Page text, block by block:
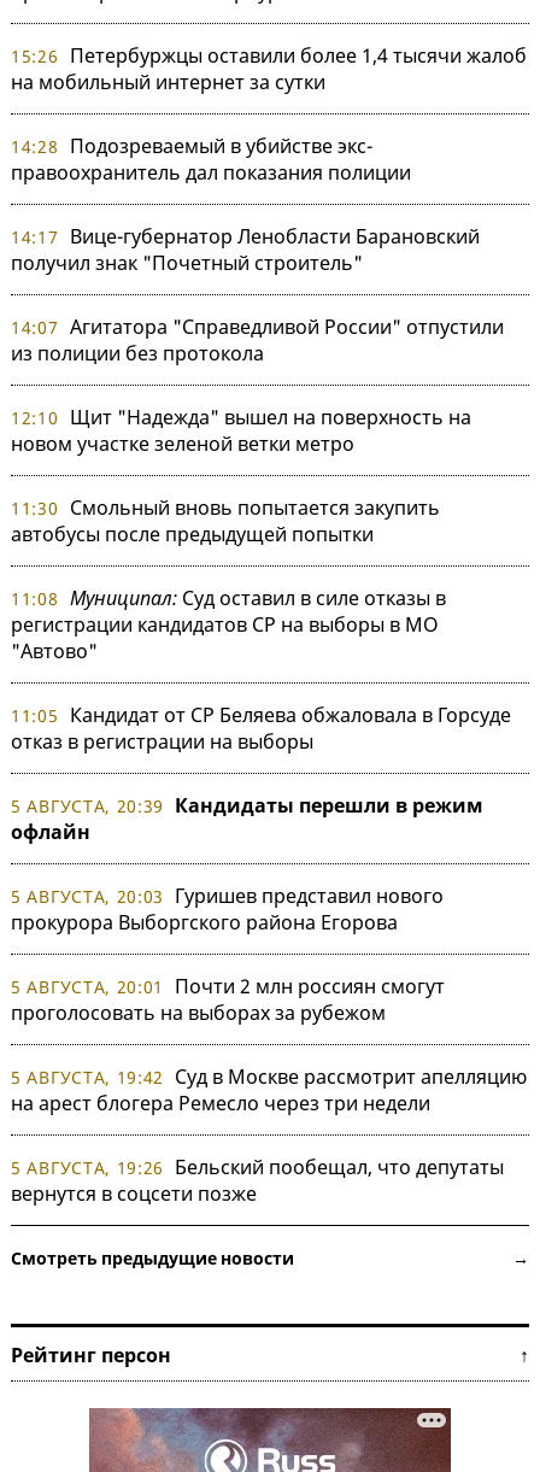
15:26
Петербуржцы оставили более 1,4 тысячи жалоб
на мобильный интернет за сутки
14:28
Подозреваемый в убийстве экс-
правоохранитель дал показания полиции
14:17
Вице-губернатор Ленобласти Барановский
получил знак "Почетный строитель"
14:07 Агитатора "Справедливой России" отпустили
из полиции без протокола
12:10
Щит "Надежда" вышел на поверхность на
новом участке зеленой ветки метро
11:30
Смольный вновь попытается закупить
автобусы после предыдущей попытки
11:08 Муниципал:Суд оставил в силе отказы в
регистрации кандидатов СР на выборы в МО
"Автово"
11:05
Кандидат от СР Беляева обжаловала в Горсуде
отказ в регистрации на выборы
5 АВГУСТА, 20:39
Кандидаты перешли в режим
офлайн
5 АВГУСТА, 20:03
Гуришев представил нового
прокурора Выборгского района Егорова
5 АВГУСТА, 20:01
Почти 2 млн россиян смогут
проголосовать на выборах за рубежом
5 АВГУСТА, 19:42
Суд в Москве рассмотрит апелляцию
на арест блогера Ремесло через три недели
5 АВГУСТА, 19:26
Бельский пообещал, что депутаты
вернутся в соцсети позже
Смотреть предыдущие новости →
Рейтинг персон ↑